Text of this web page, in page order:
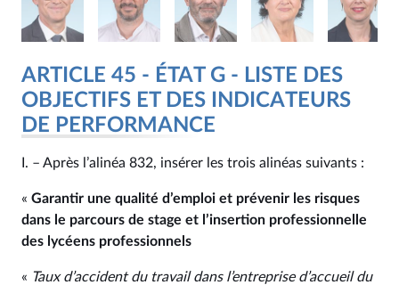
ARTICLE 45 - ÉTAT G - LISTE DES
OBJECTIFS ET DES INDICATEURS
DE PERFORMANCE
I. – Après l’alinéa 832, insérer les trois alinéas suivants :
« Garantir une qualité d’emploi et prévenir les risques
dans le parcours de stage et l’insertion professionnelle
des lycéens professionnels
« Taux d’accident du travail dans l’entreprise d’accueil du